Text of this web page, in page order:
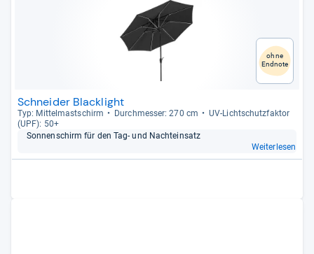
ohne
Endnote
Schneider Blacklight
Typ: Mit­tel­mast­schirm Durch­mes­ser: 270 cm
UV-​Licht­schutz­fak­tor
(UPF): 50+
Son­nen­schirm für den Tag-​ und Nacht­ein­satz
Weiterlesen